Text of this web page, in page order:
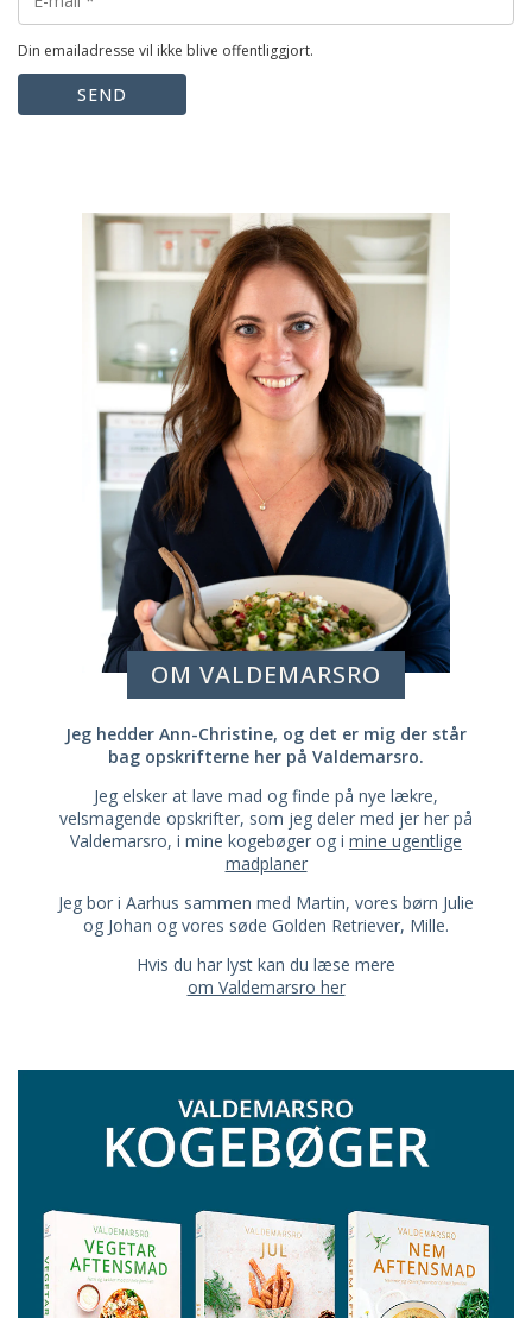
Din emailadresse vil ikke blive offentliggjort.
SEND
OM VALDEMARSRO
Jeg hedder Ann-Christine, og det er mig der står
bag opskrifterne her på Valdemarsro.
Jeg elsker at lave mad og finde på nye lækre,
velsmagende opskrifter, som jeg deler med jer her på
Valdemarsro, i mine kogebøger og i mine ugentlige
madplaner
Jeg bor i Aarhus sammen med Martin, vores børn Julie
og Johan og vores søde Golden Retriever, Mille.
Hvis du har lyst kan du læse mere
om Valdemarsro her